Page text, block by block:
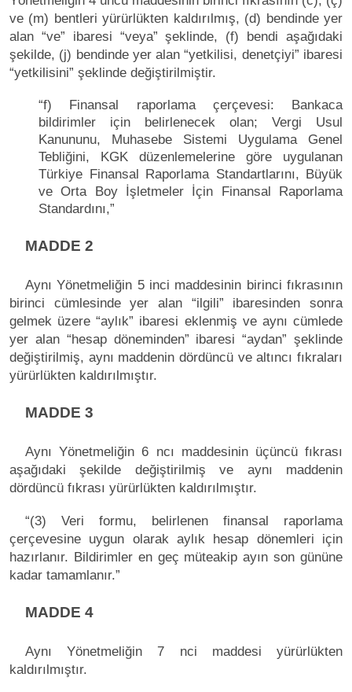
ve (m) bentleri yürürlükten kaldırılmış, (d) bendinde yer
alan “ve” ibaresi “veya” şeklinde, (f) bendi aşağıdaki
şekilde, (j) bendinde yer alan “yetkilisi, denetçiyi” ibaresi
“yetkilisini” şeklinde değiştirilmiştir.
“f) Finansal raporlama çerçevesi: Bankaca
bildirimler için belirlenecek olan; Vergi Usul
Kanununu, Muhasebe Sistemi Uygulama Genel
Tebliğini, KGK düzenlemelerine göre uygulanan
Türkiye Finansal Raporlama Standartlarını, Büyük
ve Orta Boy İşletmeler İçin Finansal Raporlama
Standardını,”
MADDE 2
Aynı Yönetmeliğin 5 inci maddesinin birinci fıkrasının
birinci cümlesinde yer alan “ilgili” ibaresinden sonra
gelmek üzere “aylık” ibaresi eklenmiş ve aynı cümlede
yer alan “hesap döneminden” ibaresi “aydan” şeklinde
değiştirilmiş, aynı maddenin dördüncü ve altıncı fıkraları
yürürlükten kaldırılmıştır.
MADDE 3
Aynı Yönetmeliğin 6 ncı maddesinin üçüncü fıkrası
aşağıdaki şekilde değiştirilmiş ve aynı maddenin
dördüncü fıkrası yürürlükten kaldırılmıştır.
“(3) Veri formu, belirlenen finansal raporlama
çerçevesine uygun olarak aylık hesap dönemleri için
hazırlanır. Bildirimler en geç müteakip ayın son gününe
kadar tamamlanır.”
MADDE 4
Aynı Yönetmeliğin 7 nci maddesi yürürlükten
kaldırılmıştır.